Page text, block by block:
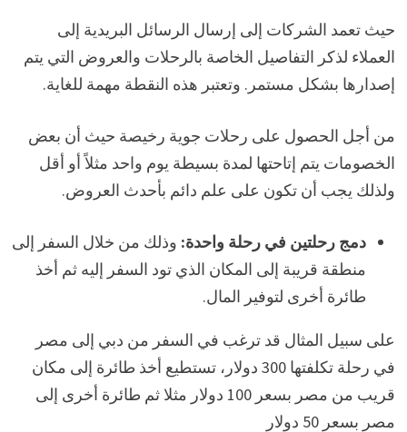
حيث تعمد الشركات إلى إرسال الرسائل البريدية إلى
العملاء لذكر التفاصيل الخاصة بالرحلات والعروض التي يتم
إصدارها بشكل مستمر. وتعتبر هذه النقطة مهمة للغاية.
من أجل الحصول على رحلات جوية رخيصة حيث أن بعض
الخصومات يتم إتاحتها لمدة بسيطة يوم واحد مثلاً أو أقل
ولذلك يجب أن تكون على علم دائم بأحدث العروض.
دمج رحلتين في رحلة واحدة: وذلك من خلال السفر إلى
منطقة قريبة إلى المكان الذي تود السفر إليه ثم أخذ
طائرة أخرى لتوفير المال.
على سبيل المثال قد ترغب في السفر من دبي إلى مصر
في رحلة تكلفتها 300 دولار، تستطيع أخذ طائرة إلى مكان
قريب من مصر بسعر 100 دولار مثلا ثم طائرة أخرى إلى
مصر بسعر 50 دولار